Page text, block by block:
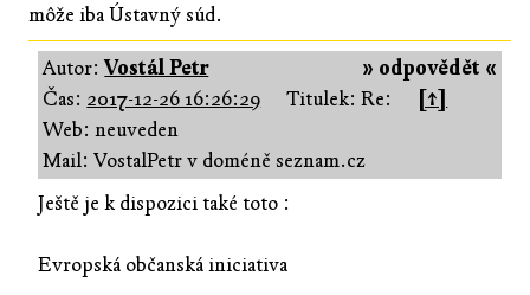
môže iba Ústavný súd.
» odpovědět «
Autor:Vostál Petr
Čas: 2017-12-26 16:26:29 Titulek: Re:
[↑]
Web: neuveden
Mail: VostalPetr v doméně seznam.cz
Ještě je k dispozici také toto :
Evropská občanská iniciativa